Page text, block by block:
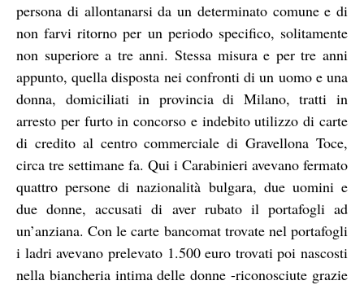
persona di allontanarsi da un determinato comune e di
non farvi ritorno per un periodo specifico, solitamente
non superiore a tre anni. Stessa misura e per tre anni
appunto, quella disposta nei confronti di un uomo e una
donna, domiciliati in provincia di Milano, tratti in
arresto per furto in concorso e indebito utilizzo di carte
di credito al centro commerciale di Gravellona Toce,
circa tre settimane fa. Qui i Carabinieri avevano fermato
quattro persone di nazionalità bulgara, due uomini e
due donne, accusati di aver rubato il portafogli ad
un’anziana. Con le carte bancomat trovate nel portafogli
i ladri avevano prelevato 1.500 euro trovati poi nascosti
nella biancheria intima delle donne -riconosciute grazie